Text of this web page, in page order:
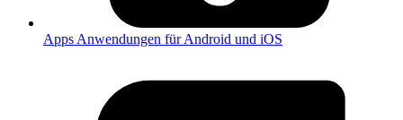
Apps Anwendungen für Android und iOS